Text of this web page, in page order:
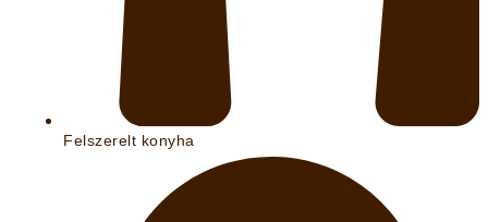
Felszerelt konyha